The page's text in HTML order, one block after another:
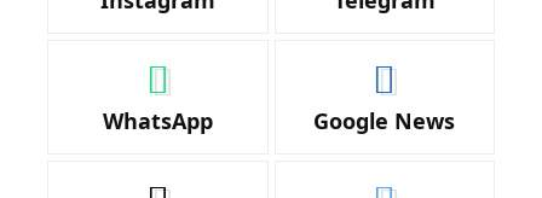
WhatsApp Google News